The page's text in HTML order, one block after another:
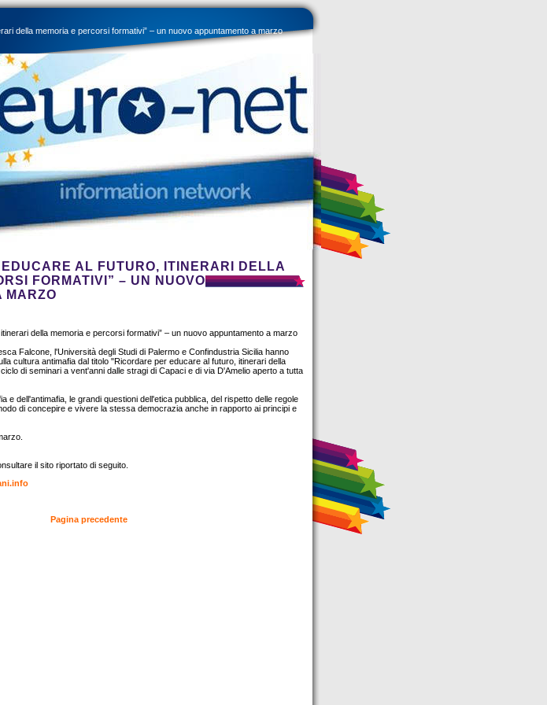
della memoria e percorsi formativi” – un nuovo appuntamento a marzo
AL FUTURO, ITINERARI DELLA
FORMATIVI” – UN NUOVO
MARZO
della memoria e percorsi formativi” – un nuovo appuntamento a marzo
Falcone, l'Università degli Studi di Palermo e Confindustria Sicilia hanno
cultura antimafia dal titolo "Ricordare per educare al futuro, itinerari della
di seminari a vent'anni dalle stragi di Capaci e di via D'Amelio aperto a tutta
e dell'antimafia, le grandi questioni dell'etica pubblica, del rispetto delle regole
di concepire e vivere la stessa democrazia anche in rapporto ai principi e
il sito riportato di seguito.
Pagina precedente